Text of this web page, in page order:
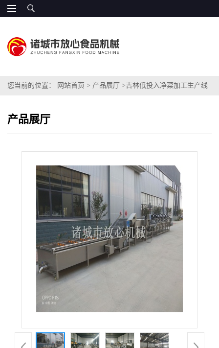
您当前的位置： 网站首页 > 产品展厅 >吉林低投入净菜加工生产线
产品展厅